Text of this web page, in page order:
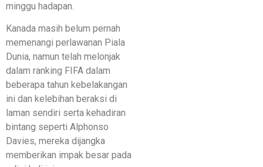
minggu hadapan.
Kanada masih belum pernah
memenangi perlawanan Piala
Dunia, namun telah melonjak
dalam ranking FIFA dalam
beberapa tahun kebelakangan
ini dan kelebihan beraksi di
laman sendiri serta kehadiran
bintang seperti Alphonso
Davies, mereka dijangka
memberikan impak besar pada